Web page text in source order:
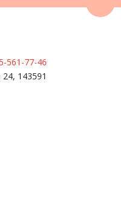
561-77-46
24, 143591